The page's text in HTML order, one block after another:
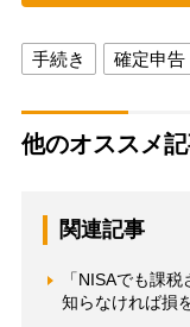
手続き 確定申告
他のオススメ
関連記事
「NISAでも課
知らなければ損